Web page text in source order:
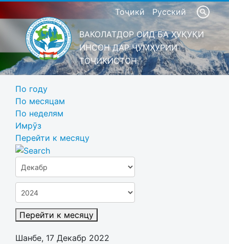
Тоҷикӣ Русский
ВАКОЛАТДОР ОИД БА ҲУҚУҚИ
ИНСОН ДАР ҶУМҲУРИИ
ТОҶИКИСТОН
По году
По месяцам
По неделям
Имрӯз
Перейти к месяцу
Перейти к месяцу
Шанбе, 17 Декабр 2022